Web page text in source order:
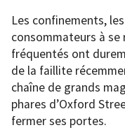
Les confinements,
consommateurs à
fréquentés ont
de la faillite
chaîne de grands
phares d’Oxford
fermer ses portes.